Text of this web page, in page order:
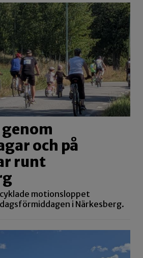
och på
runt
motionsloppet
i Närkesberg.